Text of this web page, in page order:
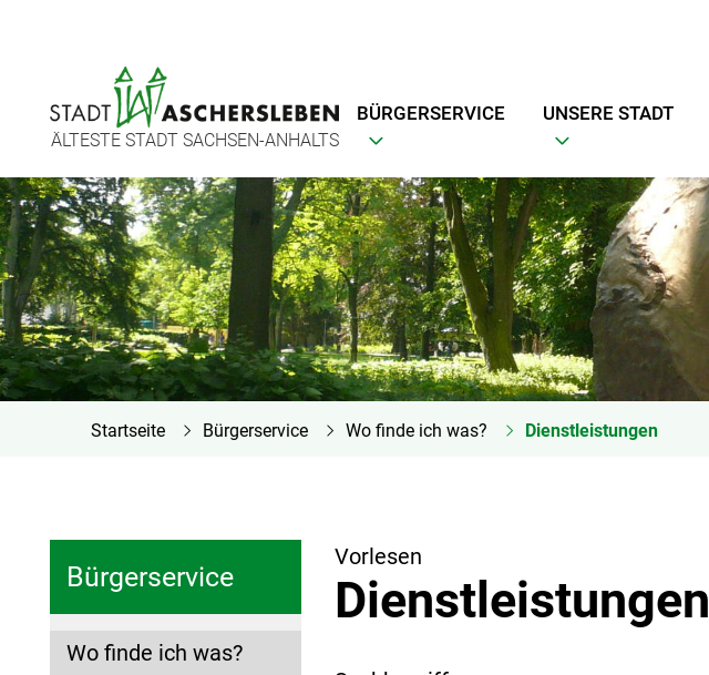
ÄLTESTE STADT SACHSEN-ANHALTS
BÜRGERSERVICE UNSERE STADT
Startseite Bürgerservice Wo finde ich was? Dienstleistungen
Bürgerservice
Wo finde ich was?
Vorlesen
Dienstleistungen